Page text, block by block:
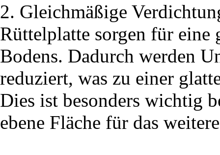
2. Gleichmäßige
Rüttelplatte sorgen für eine
Bodens. Dadurch werden
reduziert, was zu einer
Dies ist besonders wichtig
ebene Fläche für das